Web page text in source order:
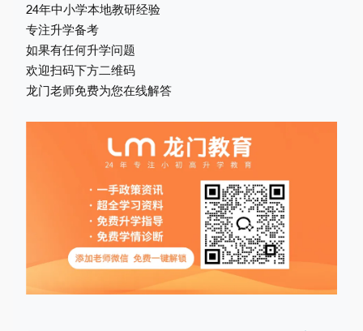
24年中小学本地教研经验
专注升学备考
如果有任何升学问题
欢迎扫码下方二维码
龙门老师免费为您在线解答